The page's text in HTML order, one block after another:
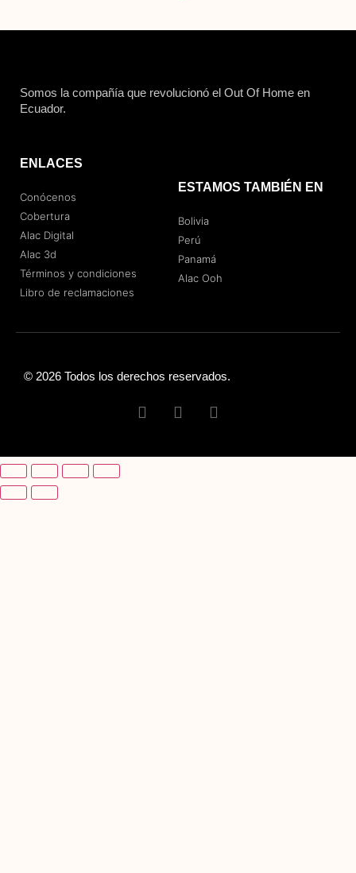
Somos la compañía que revolucionó el Out Of Home en
Ecuador.
ENLACES
Conócenos
Cobertura
Alac Digital
Alac 3d
Términos y condiciones
Libro de reclamaciones
ESTAMOS TAMBIÉN EN
Bolivia
Perú
Panamá
Alac Ooh
© 2026 Todos los derechos reservados.